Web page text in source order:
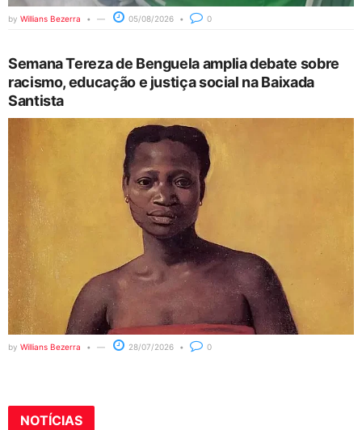
by Willians Bezerra 05/08/2026 0
Semana Tereza de Benguela amplia debate sobre
racismo, educação e justiça social na Baixada
Santista
by Willians Bezerra 28/07/2026 0
NOTÍCIAS